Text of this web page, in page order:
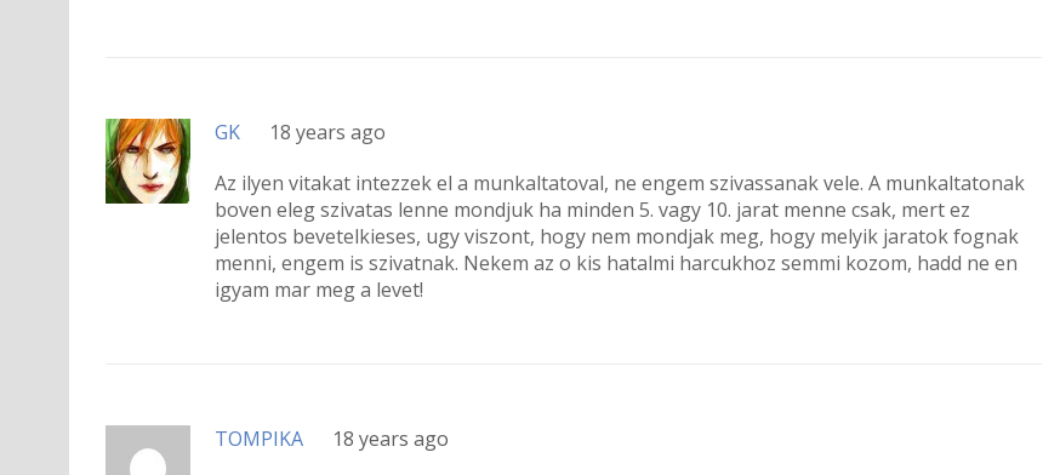
GK
18 years ago
Az ilyen vitakat intezzek el a munkaltatoval, ne engem szivassanak vele. A munkaltatonak
boven eleg szivatas lenne mondjuk ha minden 5. vagy 10. jarat menne csak, mert ez
jelentos bevetelkieses, ugy viszont, hogy nem mondjak meg, hogy melyik jaratok fognak
menni, engem is szivatnak. Nekem az o kis hatalmi harcukhoz semmi kozom, hadd ne en
igyam mar meg a levet!
TOMPIKA
18 years ago